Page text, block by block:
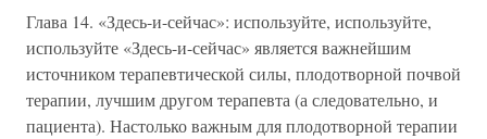
Глава 14. «Здесь-и-сейчас»: используйте, используйте,
используйте «Здесь-и-сейчас» является важнейшим
источником терапевтической силы, плодотворной почвой
терапии, лучшим другом терапевта (а следовательно, и
пациента). Настолько важным для плодотворной терапии